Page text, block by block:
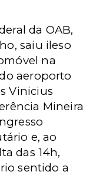
da OAB,
saiu ileso
na
aeroporto
Vinicius
Mineira
e, ao
das 14h,
sentido a